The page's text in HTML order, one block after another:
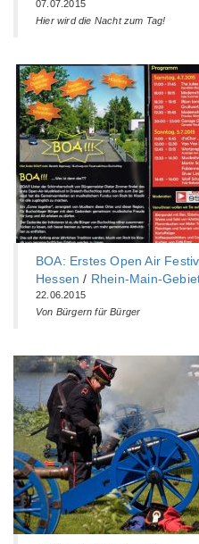
07.07.2015
Hier wird die Nacht zum Tag!
BOA: Erstes Open Air
Hessen / Rhein-Main-
22.06.2015
Von Bürgern für Bürger